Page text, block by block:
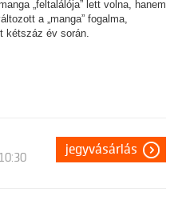
„feltalálója” lett volna, hanem
a „manga” fogalma,
kétszáz év során.
jegyvásárlás